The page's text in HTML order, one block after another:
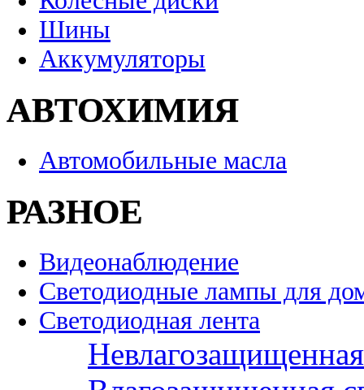
Шины
Аккумуляторы
АВТОХИМИЯ
Автомобильные масла
РАЗНОЕ
Видеонаблюдение
Светодиодные лампы для
Светодиодная лента